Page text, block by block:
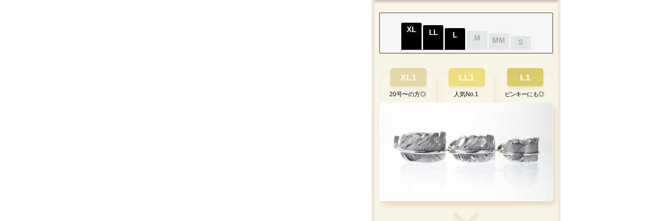
XL LL L M MM S
XL1
20号〜の方◎
LL1
人気No.1
L1
ピンキーにも◎